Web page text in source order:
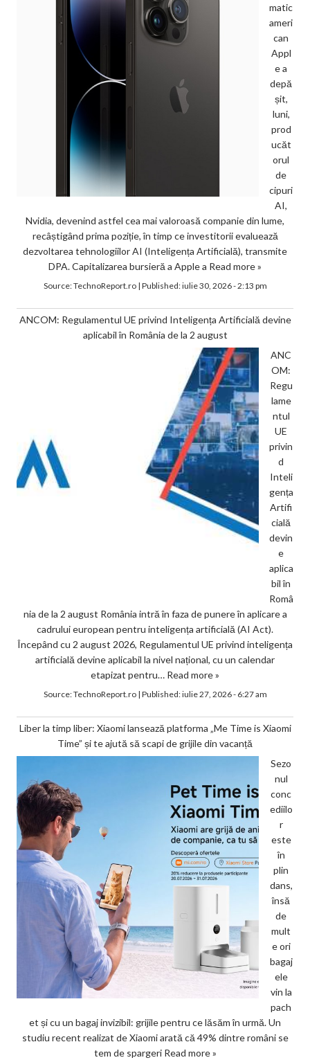
matic
ameri
can
Appl
e a
depă
șit,
luni,
prod
ucăt
orul
de
cipuri
AI,
Nvidia, devenind astfel cea mai valoroasă companie din lume,
recâștigând prima poziție, în timp ce investitorii evaluează
dezvoltarea tehnologiilor AI (Inteligența Artificială), transmite
DPA. Capitalizarea bursieră a Apple a Read more »
Source:TechnoReport.ro| Published:iulie 30, 2026 - 2:13 pm
ANCOM: Regulamentul UE privind Inteligența Artificială devine
aplicabil în România de la 2 august
ANC
OM:
Regu
lame
ntul
UE
privin
d
Inteli
gența
Artifi
cială
devin
e
aplica
bil în
Româ
nia de la 2 august România intră în faza de punere în aplicare a
cadrului european pentru inteligența artificială (AI Act).
Începând cu 2 august 2026, Regulamentul UE privind inteligența
artificială devine aplicabil la nivel național, cu un calendar
etapizat pentru… Read more »
Source:TechnoReport.ro| Published:iulie 27, 2026 - 6:27 am
Liber la timp liber: Xiaomi lansează platforma „Me Time is Xiaomi
Time” și te ajută să scapi de grijile din vacanță
Sezo
nul
conc
ediilo
r
este
în
plin
dans,
însă
de
mult
e ori
bagaj
ele
vin la
pach
et și cu un bagaj invizibil: grijile pentru ce lăsăm în urmă. Un
studiu recent realizat de Xiaomi arată că 49% dintre români se
tem de spargeri Read more »